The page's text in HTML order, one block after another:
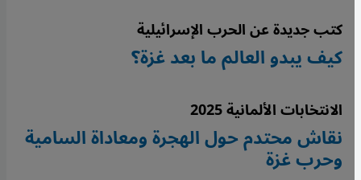
كتب جديدة عن الحرب الإسرائيلية
كيف يبدو العالم ما بعد غزة؟
الانتخابات الألمانية 2025
نقاش محتدم حول الهجرة ومعاداة السامية
وحرب غزة